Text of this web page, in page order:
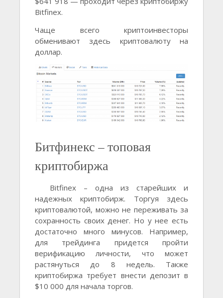
Bitfinex.
Чаще всего криптоинвесторы
обменивают здесь криптовалюту на
доллар.
Битфинекс – топовая
криптобиржа
Bitfinex – одна из старейших и
надежных криптобирж. Торгуя здесь
криптовалютой, можно не переживать за
сохранность своих денег. Но у нее есть
достаточно много минусов. Например,
для трейдинга придется пройти
верификацию личности, что может
растянуться до 8 недель. Также
криптобиржа требует внести депозит в
$10 000 для начала торгов.